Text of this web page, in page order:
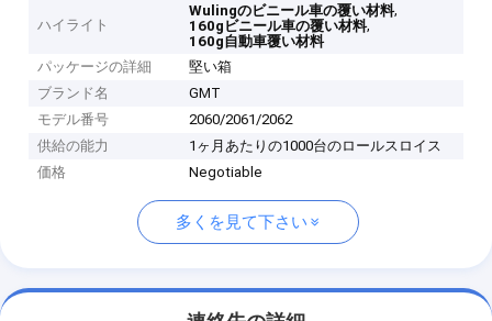
ハイライト
Wulingのビニール車の覆い材料,
160gビニール車の覆い材料,
160g自動車覆い材料
パッケージの詳細
堅い箱
ブランド名
GMT
モデル番号
2060/2061/2062
供給の能力
1ヶ月あたりの1000台のロールスロイス
価格
Negotiable
多くを見て下さい